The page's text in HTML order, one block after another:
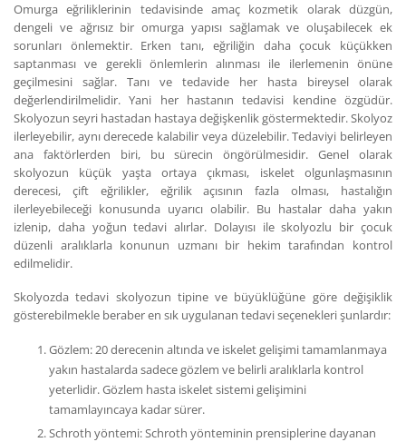
Omurga eğriliklerinin tedavisinde amaç kozmetik olarak düzgün,
dengeli ve ağrısız bir omurga yapısı sağlamak ve oluşabilecek ek
sorunları önlemektir. Erken tanı, eğriliğin daha çocuk küçükken
saptanması ve gerekli önlemlerin alınması ile ilerlemenin önüne
geçilmesini sağlar. Tanı ve tedavide her hasta bireysel olarak
değerlendirilmelidir. Yani her hastanın tedavisi kendine özgüdür.
Skolyozun seyri hastadan hastaya değişkenlik göstermektedir. Skolyoz
ilerleyebilir, aynı derecede kalabilir veya düzelebilir. Tedaviyi belirleyen
ana faktörlerden biri, bu sürecin öngörülmesidir. Genel olarak
skolyozun küçük yaşta ortaya çıkması, iskelet olgunlaşmasının
derecesi, çift eğrilikler, eğrilik açısının fazla olması, hastalığın
ilerleyebileceği konusunda uyarıcı olabilir. Bu hastalar daha yakın
izlenip, daha yoğun tedavi alırlar. Dolayısı ile skolyozlu bir çocuk
düzenli aralıklarla konunun uzmanı bir hekim tarafından kontrol
edilmelidir.
Skolyozda tedavi skolyozun tipine ve büyüklüğüne göre değişiklik
gösterebilmekle beraber en sık uygulanan tedavi seçenekleri şunlardır:
Gözlem: 20 derecenin altında ve iskelet gelişimi tamamlanmaya
yakın hastalarda sadece gözlem ve belirli aralıklarla kontrol
yeterlidir. Gözlem hasta iskelet sistemi gelişimini
tamamlayıncaya kadar sürer.
Schroth yöntemi: Schroth yönteminin prensiplerine dayanan